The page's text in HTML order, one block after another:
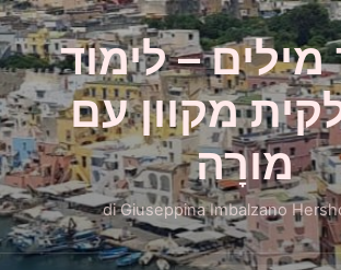
מילים – לימוד
מקוון עם
מורָה
di Giuseppina Imbalzano